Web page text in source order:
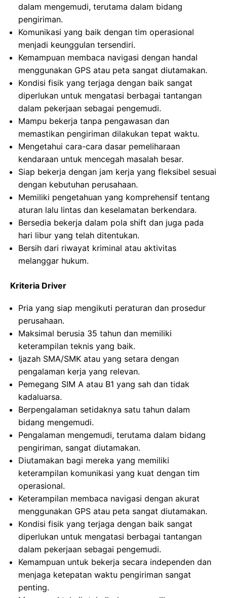
dalam mengemudi, terutama dalam bidang
pengiriman.
Komunikasi yang baik dengan tim operasional
menjadi keunggulan tersendiri.
Kemampuan membaca navigasi dengan handal
menggunakan GPS atau peta sangat diutamakan.
Kondisi fisik yang terjaga dengan baik sangat
diperlukan untuk mengatasi berbagai tantangan
dalam pekerjaan sebagai pengemudi.
Mampu bekerja tanpa pengawasan dan
memastikan pengiriman dilakukan tepat waktu.
Mengetahui cara-cara dasar pemeliharaan
kendaraan untuk mencegah masalah besar.
Siap bekerja dengan jam kerja yang fleksibel sesuai
dengan kebutuhan perusahaan.
Memiliki pengetahuan yang komprehensif tentang
aturan lalu lintas dan keselamatan berkendara.
Bersedia bekerja dalam pola shift dan juga pada
hari libur yang telah ditentukan.
Bersih dari riwayat kriminal atau aktivitas
melanggar hukum.
Kriteria Driver
Pria yang siap mengikuti peraturan dan prosedur
perusahaan.
Maksimal berusia 35 tahun dan memiliki
keterampilan teknis yang baik.
Ijazah SMA/SMK atau yang setara dengan
pengalaman kerja yang relevan.
Pemegang SIM A atau B1 yang sah dan tidak
kadaluarsa.
Berpengalaman setidaknya satu tahun dalam
bidang mengemudi.
Pengalaman mengemudi, terutama dalam bidang
pengiriman, sangat diutamakan.
Diutamakan bagi mereka yang memiliki
keterampilan komunikasi yang kuat dengan tim
operasional.
Keterampilan membaca navigasi dengan akurat
menggunakan GPS atau peta sangat diutamakan.
Kondisi fisik yang terjaga dengan baik sangat
diperlukan untuk mengatasi berbagai tantangan
dalam pekerjaan sebagai pengemudi.
Kemampuan untuk bekerja secara independen dan
menjaga ketepatan waktu pengiriman sangat
penting.